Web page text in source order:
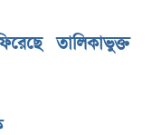
তালিকাভুক্ত